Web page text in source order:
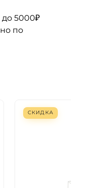
до 5000₽
по
СКИДКА